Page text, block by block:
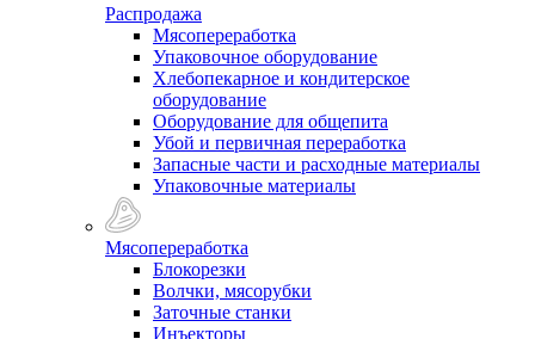
Распродажа
Мясопереработка
Упаковочное оборудование
Хлебопекарное и кондитерское
оборудование
Оборудование для общепита
Убой и первичная переработка
Запасные части и расходные материалы
Упаковочные материалы
Мясопереработка
Блокорезки
Волчки, мясорубки
Заточные станки
Инъекторы